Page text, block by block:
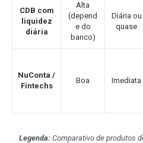
CDB com
liquidez
diária
Alta
(depend
e do
banco)
Diária ou
quase
NuConta /
Fintechs
Boa Imediata
Legenda: Comparativo de produtos